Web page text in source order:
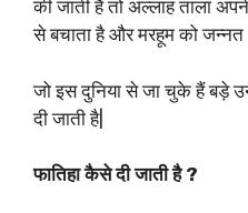
की जाती है तो अल्लाह ताला
से बचाता है और मरहूम को जन्नत
जो इस दुनिया से जा चुके हैं बड़े
दी जाती है|
फातिहा कैसे दी जाती है ?